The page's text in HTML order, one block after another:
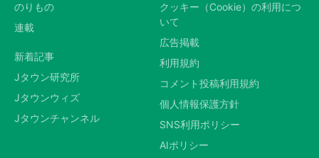
のりもの
連載
新着記事
Jタウン研究所
Jタウンウィズ
Jタウンチャンネル
クッキー（Cookie）の利用につ
いて
広告掲載
利用規約
コメント投稿利用規約
個人情報保護方針
SNS利用ポリシー
AIポリシー